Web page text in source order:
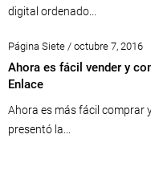
digital ordenado...
Página Siete / octubre 7, 2016
Ahora es fácil vender y
Enlace
Ahora es más fácil comprar
presentó la...